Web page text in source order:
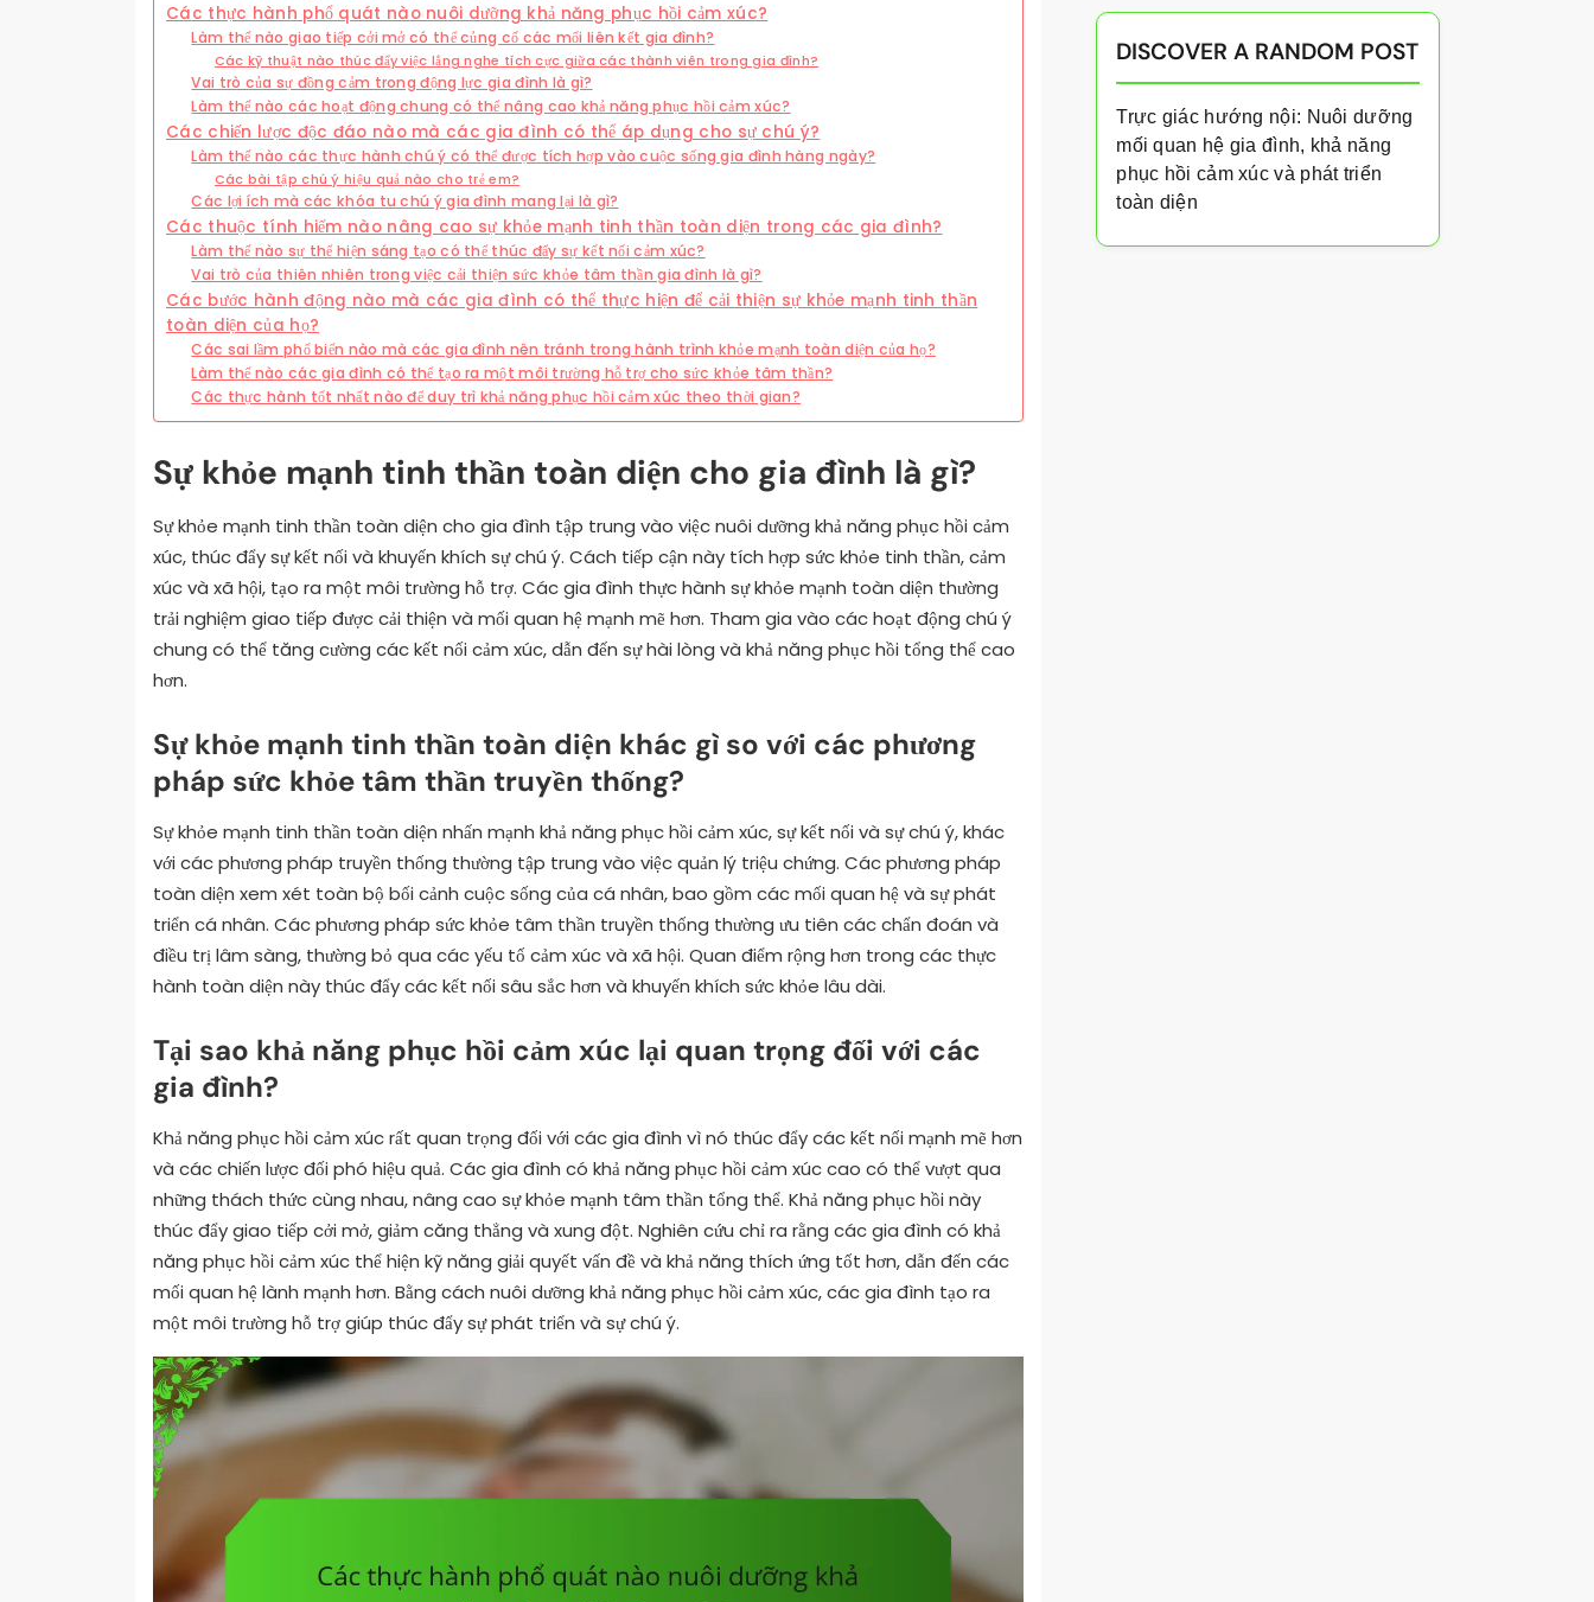
Các thực hành phổ quát nào nuôi dưỡng khả năng phục hồi cảm xúc?
Làm thế nào giao tiếp cởi mở có thể củng cố các mối liên kết gia đình?
Các kỹ thuật nào thúc đẩy việc lắng nghe tích cực giữa các thành viên trong gia đình?
Vai trò của sự đồng cảm trong động lực gia đình là gì?
Làm thế nào các hoạt động chung có thể nâng cao khả năng phục hồi cảm xúc?
Các chiến lược độc đáo nào mà các gia đình có thể áp dụng cho sự chú ý?
Làm thế nào các thực hành chú ý có thể được tích hợp vào cuộc sống gia đình hàng ngày?
Các bài tập chú ý hiệu quả nào cho trẻ em?
Các lợi ích mà các khóa tu chú ý gia đình mang lại là gì?
Các thuộc tính hiếm nào nâng cao sự khỏe mạnh tinh thần toàn diện trong các gia đình?
Làm thế nào sự thể hiện sáng tạo có thể thúc đẩy sự kết nối cảm xúc?
Vai trò của thiên nhiên trong việc cải thiện sức khỏe tâm thần gia đình là gì?
Các bước hành động nào mà các gia đình có thể thực hiện để cải thiện sự khỏe mạnh tinh thần
toàn diện của họ?
Các sai lầm phổ biến nào mà các gia đình nên tránh trong hành trình khỏe mạnh toàn diện của họ?
Làm thế nào các gia đình có thể tạo ra một môi trường hỗ trợ cho sức khỏe tâm thần?
Các thực hành tốt nhất nào để duy trì khả năng phục hồi cảm xúc theo thời gian?
Sự khỏe mạnh tinh thần toàn diện cho gia đình là gì?
Sự khỏe mạnh tinh thần toàn diện cho gia đình tập trung vào việc nuôi dưỡng khả năng phục hồi cảm
xúc, thúc đẩy sự kết nối và khuyến khích sự chú ý. Cách tiếp cận này tích hợp sức khỏe tinh thần, cảm
xúc và xã hội, tạo ra một môi trường hỗ trợ. Các gia đình thực hành sự khỏe mạnh toàn diện thường
trải nghiệm giao tiếp được cải thiện và mối quan hệ mạnh mẽ hơn. Tham gia vào các hoạt động chú ý
chung có thể tăng cường các kết nối cảm xúc, dẫn đến sự hài lòng và khả năng phục hồi tổng thể cao
hơn.
Sự khỏe mạnh tinh thần toàn diện khác gì so với các phương
pháp sức khỏe tâm thần truyền thống?
Sự khỏe mạnh tinh thần toàn diện nhấn mạnh khả năng phục hồi cảm xúc, sự kết nối và sự chú ý, khác
với các phương pháp truyền thống thường tập trung vào việc quản lý triệu chứng. Các phương pháp
toàn diện xem xét toàn bộ bối cảnh cuộc sống của cá nhân, bao gồm các mối quan hệ và sự phát
triển cá nhân. Các phương pháp sức khỏe tâm thần truyền thống thường ưu tiên các chẩn đoán và
điều trị lâm sàng, thường bỏ qua các yếu tố cảm xúc và xã hội. Quan điểm rộng hơn trong các thực
hành toàn diện này thúc đẩy các kết nối sâu sắc hơn và khuyến khích sức khỏe lâu dài.
Tại sao khả năng phục hồi cảm xúc lại quan trọng đối với các
gia đình?
Khả năng phục hồi cảm xúc rất quan trọng đối với các gia đình vì nó thúc đẩy các kết nối mạnh mẽ hơn
và các chiến lược đối phó hiệu quả. Các gia đình có khả năng phục hồi cảm xúc cao có thể vượt qua
những thách thức cùng nhau, nâng cao sự khỏe mạnh tâm thần tổng thể. Khả năng phục hồi này
thúc đẩy giao tiếp cởi mở, giảm căng thẳng và xung đột. Nghiên cứu chỉ ra rằng các gia đình có khả
năng phục hồi cảm xúc thể hiện kỹ năng giải quyết vấn đề và khả năng thích ứng tốt hơn, dẫn đến các
mối quan hệ lành mạnh hơn. Bằng cách nuôi dưỡng khả năng phục hồi cảm xúc, các gia đình tạo ra
một môi trường hỗ trợ giúp thúc đẩy sự phát triển và sự chú ý.
DISCOVER A RANDOM POST
Trực giác hướng nội: Nuôi dưỡng
mối quan hệ gia đình, khả năng
phục hồi cảm xúc và phát triển
toàn diện